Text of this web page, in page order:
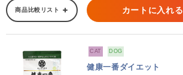
商品比較リスト カートに入れる
CAT DOG
健康一番ダイエット